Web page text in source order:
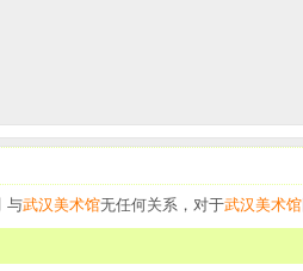
与武汉美术馆无任何关系，对于武汉美术馆